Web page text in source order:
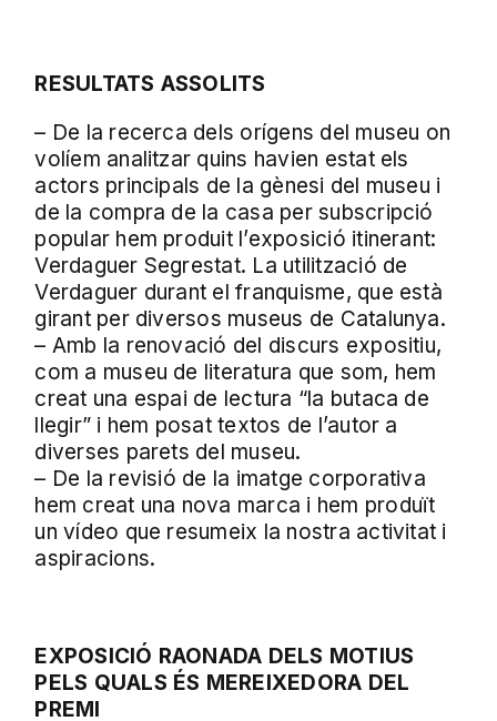
RESULTATS ASSOLITS
– De la recerca dels orígens del museu on
volíem analitzar quins havien estat els
actors principals de la gènesi del museu i
de la compra de la casa per subscripció
popular hem produit l’exposició itinerant:
Verdaguer Segrestat. La utilització de
Verdaguer durant el franquisme, que està
girant per diversos museus de Catalunya.
– Amb la renovació del discurs expositiu,
com a museu de literatura que som, hem
creat una espai de lectura “la butaca de
llegir” i hem posat textos de l’autor a
diverses parets del museu.
– De la revisió de la imatge corporativa
hem creat una nova marca i hem produït
un vídeo que resumeix la nostra activitat i
aspiracions.
EXPOSICIÓ RAONADA DELS MOTIUS
PELS QUALS ÉS MEREIXEDORA DEL
PREMI